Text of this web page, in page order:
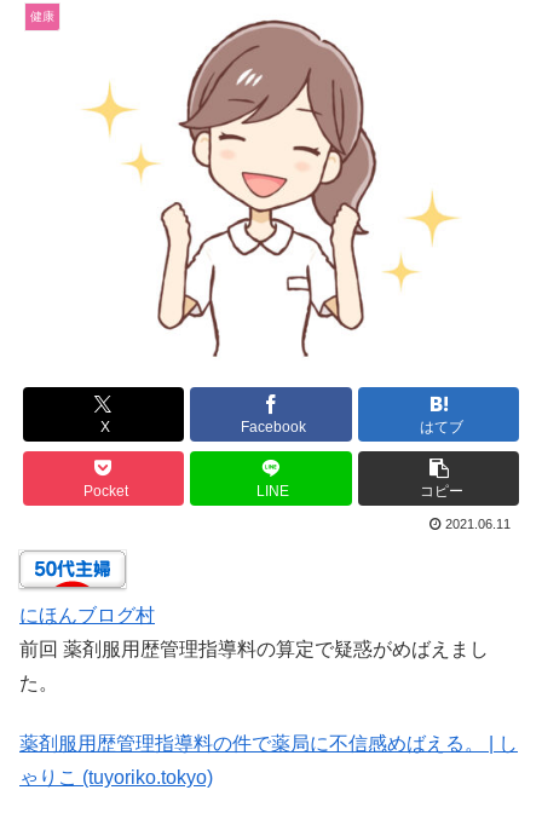
健康
X Facebook はてブ
Pocket LINE コピー
2021.06.11
にほんブログ村
前回 薬剤服用歴管理指導料の算定で疑惑がめばえまし
た。
薬剤服用歴管理指導料の件で薬局に不信感めばえる。 | し
ゃりこ (tuyoriko.tokyo)